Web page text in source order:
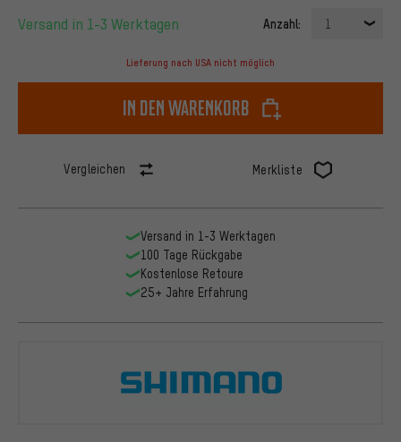
Versand in 1-3 Werktagen Anzahl: 1
Lieferung nach USA nicht möglich
In den Warenkorb
Vergleichen Merkliste
Versand in 1-3 Werktagen
100 Tage Rückgabe
Kostenlose Retoure
25+ Jahre Erfahrung
Shimano